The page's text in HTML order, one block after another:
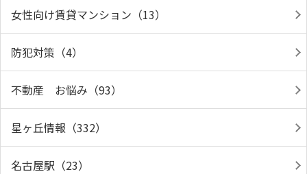
女性向け賃貸マンション（13）
防犯対策（4）
不動産 お悩み（93）
星ヶ丘情報（332）
名古屋駅（23）